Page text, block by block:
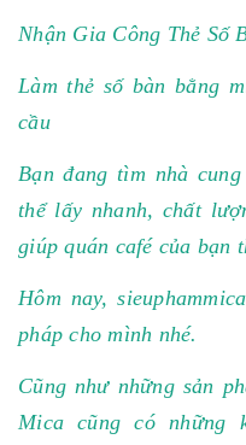
Nhận Gia Công Thẻ Số
Làm thẻ số bàn bằng
cầu
Bạn đang tìm nhà
thể lấy nhanh, chất
giúp quán café của bạn
Hôm nay,
pháp cho mình nhé.
Cũng như những sản
Mica cũng có những